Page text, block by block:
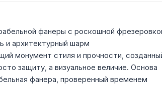
фанеры с роскошной
и архитектурный шарм
монумент стиля и прочности,
защиту, а визуальное величие. Основа
фанера, проверенный временем